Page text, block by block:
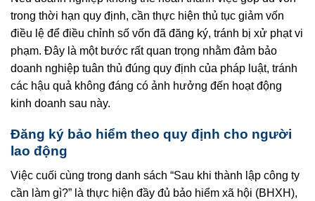
trong thời hạn quy định, cần thực hiện thủ tục giảm vốn
điều lệ để điều chỉnh số vốn đã đăng ký, tránh bị xử phạt vi
phạm. Đây là một bước rất quan trọng nhằm đảm bảo
doanh nghiệp tuân thủ đúng quy định của pháp luật, tránh
các hậu quả không đáng có ảnh hưởng đến hoạt động
kinh doanh sau này.
Đăng ký bảo hiểm theo quy định cho người
lao động
Việc cuối cùng trong danh sách “Sau khi thành lập công ty
cần làm gì?” là thực hiện đầy đủ bảo hiểm xã hội (BHXH),